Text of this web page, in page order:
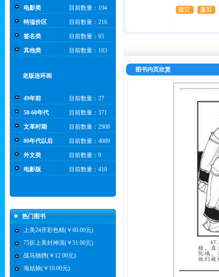
电影类 目前数量：194
特溢价区 目前数量：216
签名类 目前数量：65
其他类 目前数量：163
老版连环画
49年前 目前数量：27
50-60年代 目前数量：371
文革时期 目前数量：2908
80年代以后 目前数量：4089
外文类 目前数量：9
电影版 目前数量：410
热门图书
上美24开彩色精(￥60.00元)
75折上美封神演(￥51.00元)
战马驰骋(￥12.00元)
海姑娘(￥10.00元)
图书内页欣赏